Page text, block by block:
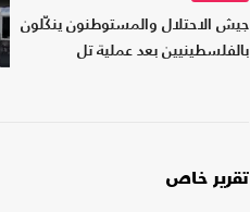
جيش الاحتلال والمستوطنون ينكّلون
بالفلسطينيين بعد عملية تل
تقرير خاص